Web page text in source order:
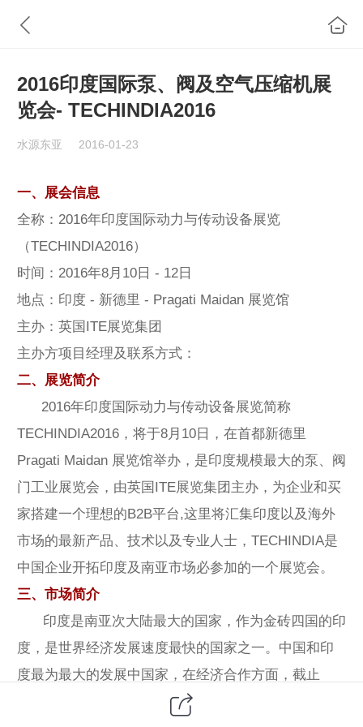
2016印度国际泵、阀及空气压缩机展
览会- TECHINDIA2016
水源东亚 2016-01-23
一、展会信息
全称：2016年印度国际动力与传动设备展览
（TECHINDIA2016）
时间：2016年8月10日 - 12日
地点：印度 - 新德里 - Pragati Maidan 展览馆
主办：英国ITE展览集团
主办方项目经理及联系方式：
二、展览简介
2016年印度国际动力与传动设备展览简称
TECHINDIA2016，将于8月10日，在首都新德里
Pragati Maidan 展览馆举办，是印度规模最大的泵、阀
门工业展览会，由英国ITE展览集团主办，为企业和买
家搭建一个理想的B2B平台,这里将汇集印度以及海外
市场的最新产品、技术以及专业人士，TECHINDIA是
中国企业开拓印度及南亚市场必参加的一个展览会。
三、市场简介
印度是南亚次大陆最大的国家，作为金砖四国的印
度，是世界经济发展速度最快的国家之一。中国和印
度最为最大的发展中国家，在经济合作方面，截止
2014年底，中国对印度工程总承包合同额累计达640亿